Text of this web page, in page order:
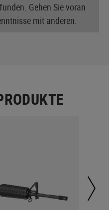
Gehen Sie voran
mit anderen.